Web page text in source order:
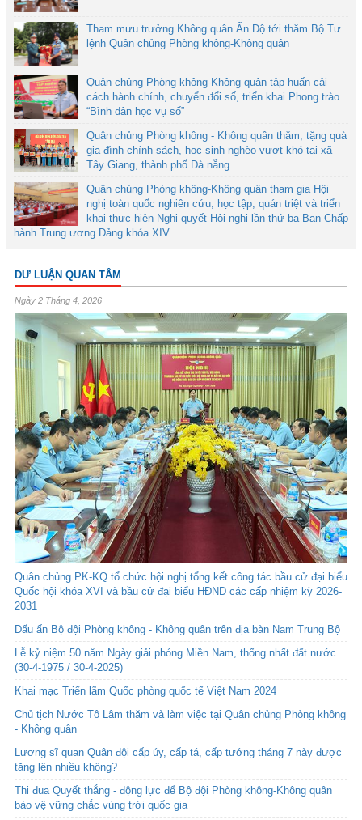
Tham mưu trưởng Không quân Ấn Độ tới thăm Bộ Tư
lệnh Quân chủng Phòng không-Không quân
Quân chủng Phòng không-Không quân tập huấn cải
cách hành chính, chuyển đổi số, triển khai Phong trào
“Bình dân học vụ số”
Quân chủng Phòng không - Không quân thăm, tặng quà
gia đình chính sách, học sinh nghèo vượt khó tại xã
Tây Giang, thành phố Đà nẵng
Quân chủng Phòng không-Không quân tham gia Hội
nghị toàn quốc nghiên cứu, học tập, quán triệt và triển
khai thực hiện Nghị quyết Hội nghị lần thứ ba Ban Chấp
hành Trung ương Đảng khóa XIV
DƯ LUẬN QUAN TÂM
Ngày 2 Tháng 4, 2026
Quân chủng PK-KQ tổ chức hội nghị tổng kết công tác bầu cử đại biểu
Quốc hội khóa XVI và bầu cử đại biểu HĐND các cấp nhiệm kỳ 2026-
2031
Dấu ấn Bộ đội Phòng không - Không quân trên địa bàn Nam Trung Bộ
Lễ kỷ niệm 50 năm Ngày giải phóng Miền Nam, thống nhất đất nước
(30-4-1975 / 30-4-2025)
Khai mạc Triển lãm Quốc phòng quốc tế Việt Nam 2024
Chủ tịch Nước Tô Lâm thăm và làm việc tại Quân chủng Phòng không
- Không quân
Lương sĩ quan Quân đội cấp úy, cấp tá, cấp tướng tháng 7 này được
tăng lên nhiều không?
Thi đua Quyết thắng - động lực để Bộ đội Phòng không-Không quân
bảo vệ vững chắc vùng trời quốc gia